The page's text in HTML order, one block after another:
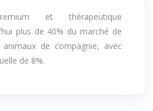
et thérapeutique
plus de 40% du marché de
animaux de compagnie, avec
de 8%.